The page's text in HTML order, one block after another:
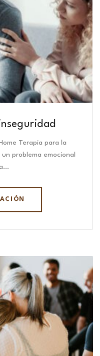
Terapia para la
problema emocional